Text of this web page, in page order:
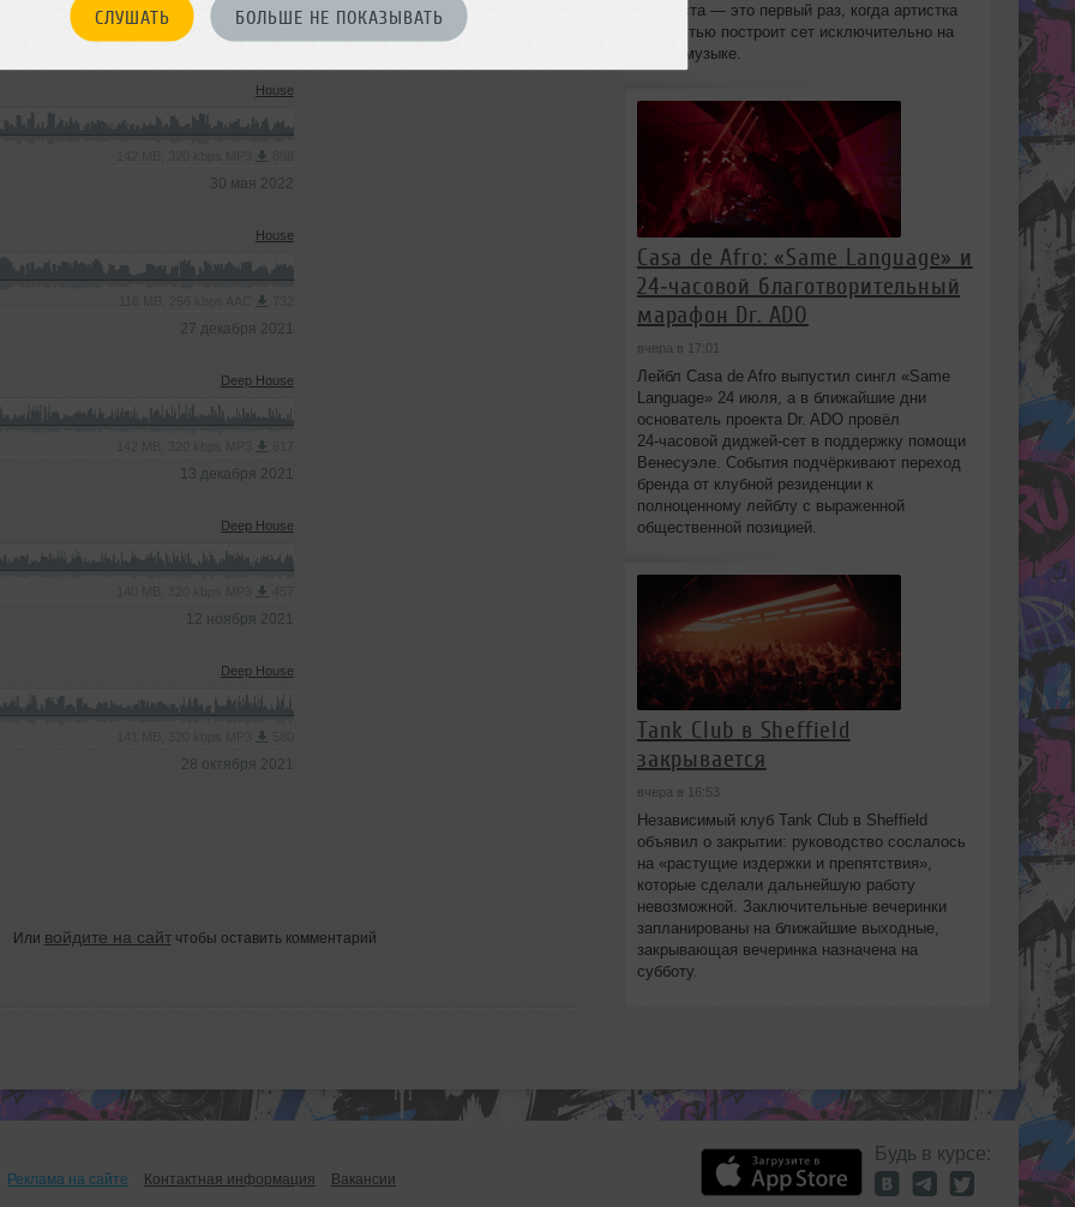
СЛУШАТЬ БОЛЬШЕ НЕ ПОКАЗЫВАТЬ
141 MB, 320 kbps MP3 1743
20 июня 2022
House
30 мая 2022
House
27 декабря 2021
Deep House
13 декабря 2021
Deep House
12 ноября 2021
Deep House
28 октября 2021
Или войдите на сайтчтобы оставить комментарий
8 августа — это первый раз, когда артистка
полностью построит сет исключительно на
своей музыке.
Casa de Afro: «Same Language» и
24‑часовой благотворительный
марафон Dr. ADO
вчера в 17:01
Лейбл Casa de Afro выпустил сингл «Same
Language» 24 июля, а в ближайшие дни
основатель проекта Dr. ADO провёл
24‑часовой диджей‑сет в поддержку помощи
Венесуэле. События подчёркивают переход
бренда от клубной резиденции к
полноценному лейблу с выраженной
общественной позицией.
Tank Club в Sheffield
закрывается
вчера в 16:53
Независимый клуб Tank Club в Sheffield
объявил о закрытии: руководство сослалось
на «растущие издержки и препятствия»,
которые сделали дальнейшую работу
невозможной. Заключительные вечеринки
запланированы на ближайшие выходные,
закрывающая вечеринка назначена на
субботу.
Реклама на сайте Контактная информация Вакансии
Будь в курсе: